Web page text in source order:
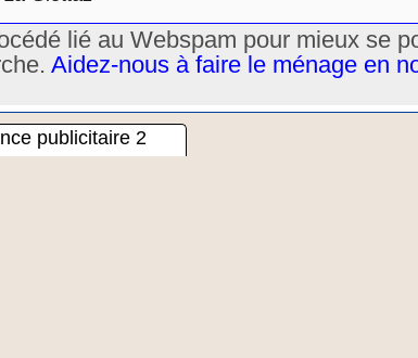
lié au Webspam pour mieux se
Aidez-nous à faire le ménage en
publicitaire 2